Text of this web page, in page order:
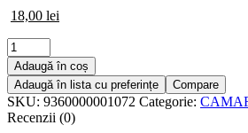
18,00 lei
Cantitate
GEM
DE
CAPSUNI
CU
MENTA
Adaugă în coș
Adaugă în lista cu preferințe
Compare
SKU: 9360000001072 Categorie:
Recenzii (0)